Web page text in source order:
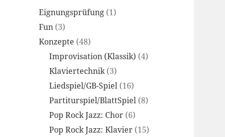
Eignungsprüfung (1)
Fun (3)
Konzepte (48)
Improvisation (Klassik) (4)
Klaviertechnik(3)
Liedspiel/GB-Spiel (16)
Partiturspiel/BlattSpiel (8)
Pop Rock Jazz: Chor (6)
Pop Rock Jazz: Klavier (15)